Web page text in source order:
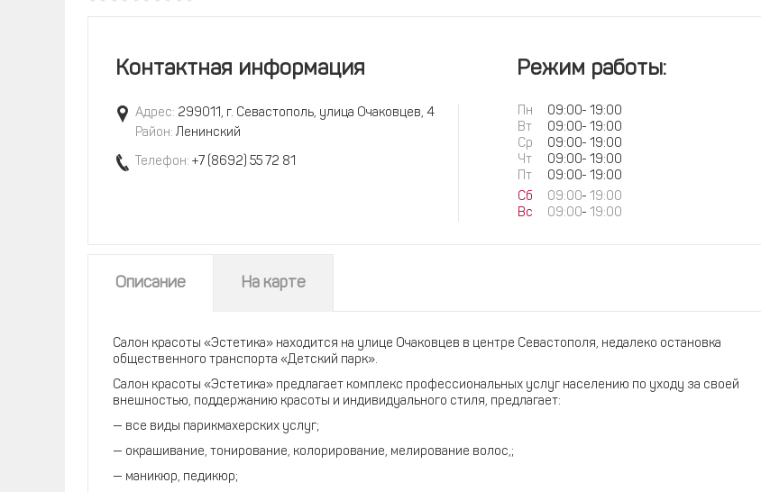
Контактная информация
Адрес: 299011, г. Севастополь, улица Очаковцев, 4
Район: Ленинский
Телефон: +7 (8692) 55 72 81
Режим работы:
Пн 09:00- 19:00
Вт
09:00- 19:00
Ср
09:00- 19:00
Чт
09:00- 19:00
Пт
09:00- 19:00
Сб
09:00- 19:00
Вс
09:00- 19:00
Описание На карте
Салон красоты «Эстетика» находится на улице Очаковцев в центре Севастополя, недалеко остановка
общественного транспорта «Детский парк».
Салон красоты «Эстетика» предлагает комплекс профессиональных услуг населению по уходу за своей
внешностью, поддержанию красоты и индивидуального стиля, предлагает:
— все виды парикмахерских услуг;
— окрашивание, тонирование, колорирование, мелирование волос,;
— маникюр, педикюр;